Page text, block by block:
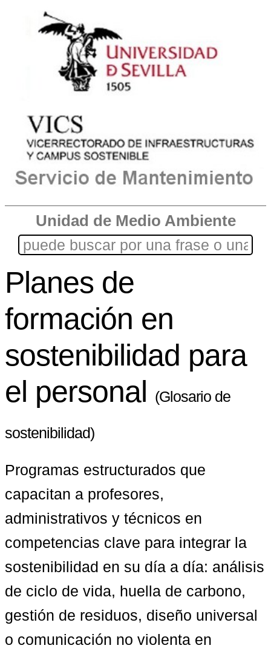
Unidad de Medio Ambiente
Planes de
formación en
sostenibilidad para
el personal (Glosario de
sostenibilidad)
Programas estructurados que
capacitan a profesores,
administrativos y técnicos en
competencias clave para integrar la
sostenibilidad en su día a día: análisis
de ciclo de vida, huella de carbono,
gestión de residuos, diseño universal
o comunicación no violenta en